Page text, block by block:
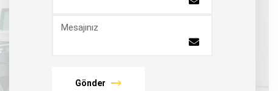
Mesajınız
Gönder